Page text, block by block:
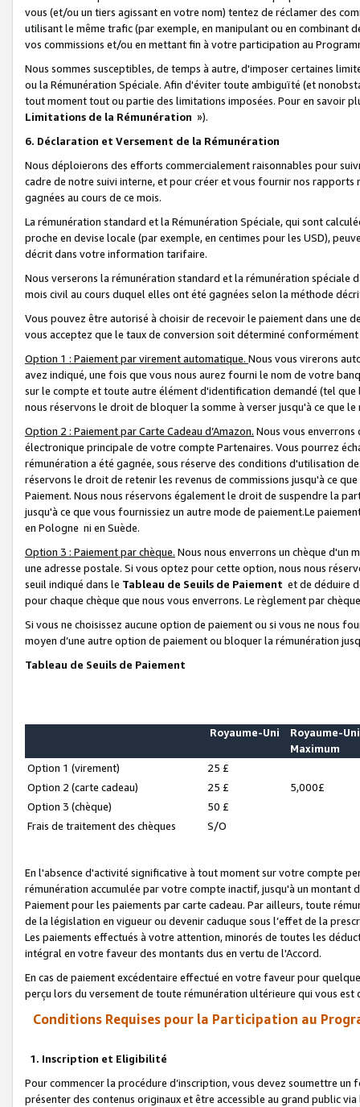
vous (et/ou un tiers agissant en votre nom) tentez de réclamer des
utilisant le même trafic (par exemple, en manipulant ou en combinant
vos commissions et/ou en mettant fin à votre participation au
Nous sommes susceptibles, de temps à autre, d'imposer certaines
ou la Rémunération Spéciale. Afin d'éviter toute ambiguïté (et
tout moment tout ou partie des limitations imposées. Pour en savoir
Limitations de la Rémunération »).
6. Déclaration et Versement de la Rémunération
Nous déploierons des efforts commercialement raisonnables pour
cadre de notre suivi interne, et pour créer et vous fournir nos
gagnées au cours de ce mois.
La rémunération standard et la Rémunération Spéciale, qui sont
proche en devise locale (par exemple, en centimes pour les USD),
décrit dans votre information tarifaire.
Nous verserons la rémunération standard et la rémunération spéciale
mois civil au cours duquel elles ont été gagnées selon la méthode
Vous pouvez être autorisé à choisir de recevoir le paiement dans une
vous acceptez que le taux de conversion soit déterminé
Option 1 : Paiement par virement automatique. Nous vous virerons
avez indiqué, une fois que vous nous aurez fourni le nom de votre
sur le compte et toute autre élément d'identification demandé (tel que
nous réservons le droit de bloquer la somme à verser jusqu'à ce que
Option 2 : Paiement par Carte Cadeau d’Amazon. Nous vous
électronique principale de votre compte Partenaires. Vous pourrez
rémunération a été gagnée, sous réserve des conditions d'utilisation
réservons le droit de retenir les revenus de commissions jusqu'à ce
Paiement. Nous nous réservons également le droit de suspendre la
jusqu'à ce que vous fournissiez un autre mode de paiement.Le
en Pologne ni en Suède.
Option 3 : Paiement par chèque. Nous nous enverrons un chèque d'un
une adresse postale. Si vous optez pour cette option, nous nous
seuil indiqué dans le Tableau de Seuils de Paiement et de déduire
pour chaque chèque que nous vous enverrons. Le règlement par
Si vous ne choisissez aucune option de paiement ou si vous ne nous
moyen d’une autre option de paiement ou bloquer la rémunération
Tableau de Seuils de Paiement
Royaume-Uni
Royaume-Uni
Maximum
Option 1 (virement)
25 £
Option 2 (carte cadeau)
25 £
5,000£
Option 3 (chèque)
50 £
Frais de traitement des chèques
S/O
En l'absence d'activité significative à tout moment sur votre compte
rémunération accumulée par votre compte inactif, jusqu'à un montant
Paiement pour les paiements par carte cadeau. Par ailleurs, toute
de la législation en vigueur ou devenir caduque sous l’effet de la
Les paiements effectués à votre attention, minorés de toutes les
intégral en votre faveur des montants dus en vertu de l'Accord.
En cas de paiement excédentaire effectué en votre faveur pour
perçu lors du versement de toute rémunération ultérieure qui vous est
Conditions Requises pour la Participation au
1. Inscription et Eligibilité
Pour commencer la procédure d’inscription, vous devez soumettre
présenter des contenus originaux et être accessible au grand public